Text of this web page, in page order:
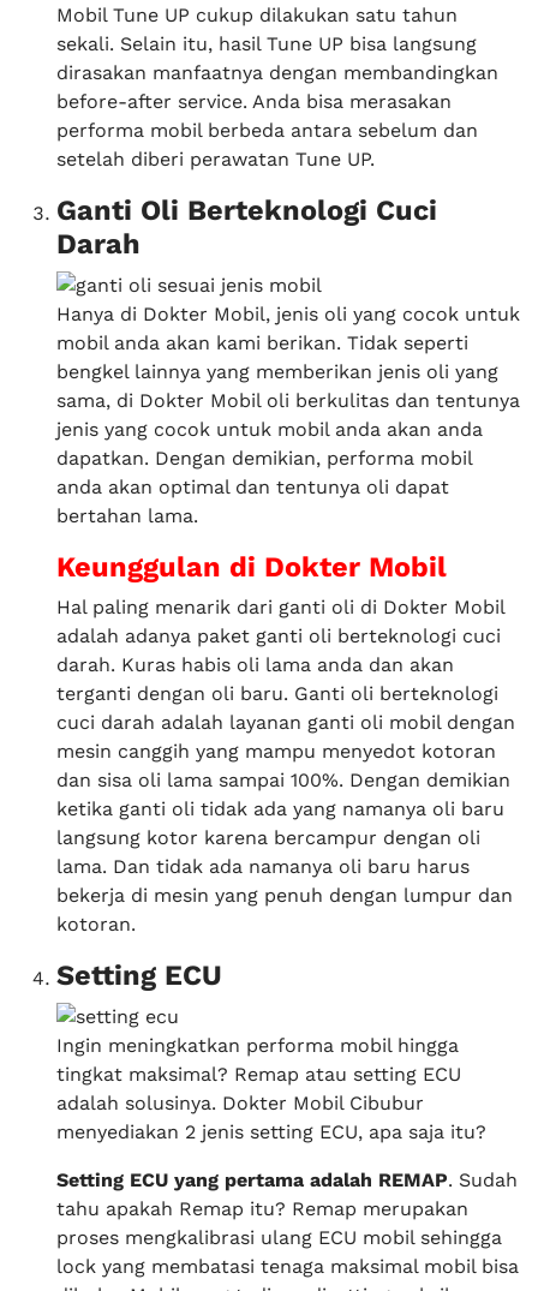
Mobil Tune UP cukup dilakukan satu tahun
sekali. Selain itu, hasil Tune UP bisa langsung
dirasakan manfaatnya dengan membandingkan
before-after service. Anda bisa merasakan
performa mobil berbeda antara sebelum dan
setelah diberi perawatan Tune UP.
Ganti Oli Berteknologi Cuci
Darah
Hanya di Dokter Mobil, jenis oli yang cocok untuk
mobil anda akan kami berikan. Tidak seperti
bengkel lainnya yang memberikan jenis oli yang
sama, di Dokter Mobil oli berkulitas dan tentunya
jenis yang cocok untuk mobil anda akan anda
dapatkan. Dengan demikian, performa mobil
anda akan optimal dan tentunya oli dapat
bertahan lama.
Keunggulan di Dokter Mobil
Hal paling menarik dari ganti oli di Dokter Mobil
adalah adanya paket ganti oli berteknologi cuci
darah. Kuras habis oli lama anda dan akan
terganti dengan oli baru. Ganti oli berteknologi
cuci darah adalah layanan ganti oli mobil dengan
mesin canggih yang mampu menyedot kotoran
dan sisa oli lama sampai 100%. Dengan demikian
ketika ganti oli tidak ada yang namanya oli baru
langsung kotor karena bercampur dengan oli
lama. Dan tidak ada namanya oli baru harus
bekerja di mesin yang penuh dengan lumpur dan
kotoran.
Setting ECU
Ingin meningkatkan performa mobil hingga
tingkat maksimal? Remap atau setting ECU
adalah solusinya. Dokter Mobil Cibubur
menyediakan 2 jenis setting ECU, apa saja itu?
Setting ECU yang pertama adalah REMAP. Sudah
tahu apakah Remap itu? Remap merupakan
proses mengkalibrasi ulang ECU mobil sehingga
lock yang membatasi tenaga maksimal mobil bisa